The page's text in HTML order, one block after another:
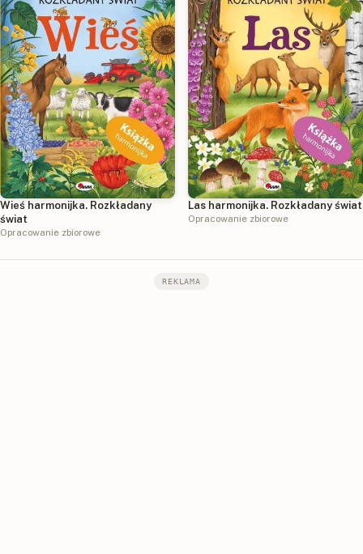
Wieś harmonijka. Rozkładany
świat
Opracowanie zbiorowe
Las harmonijka. Rozkładany świat
Opracowanie zbiorowe
REKLAMA